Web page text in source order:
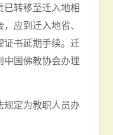
已转移至迁入地相
应到迁入地省、
证书延期手续。迁
中国佛教协会办理
定为教职人员办